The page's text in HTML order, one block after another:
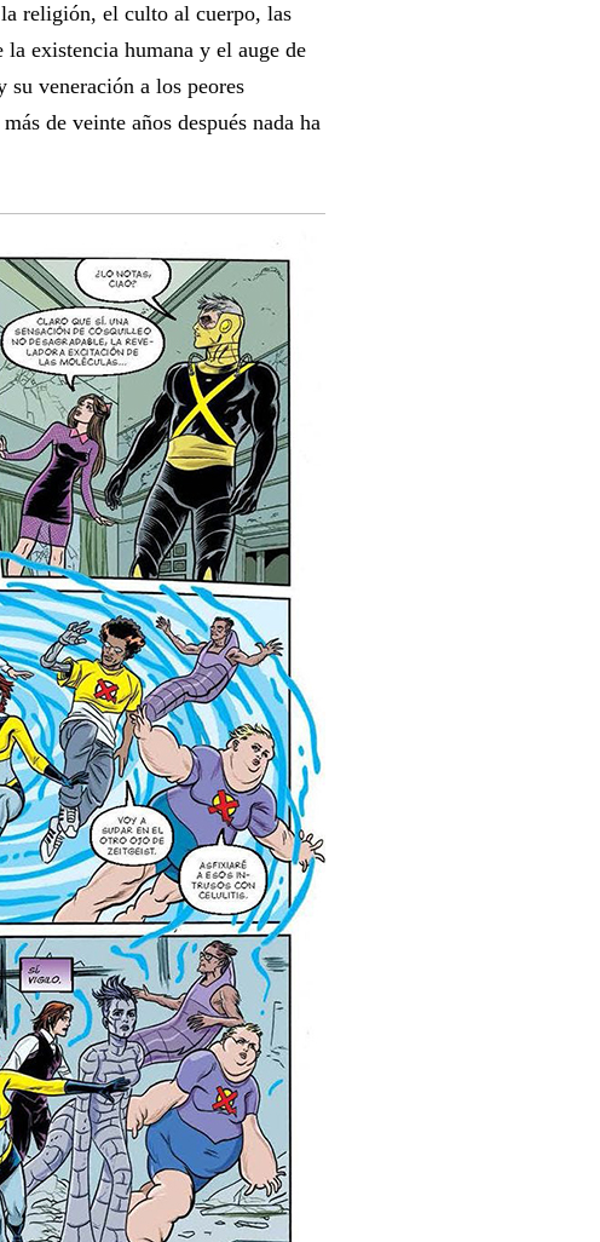
religión, el culto al cuerpo, las
existencia humana y el auge de
su veneración a los peores
de veinte años después nada ha